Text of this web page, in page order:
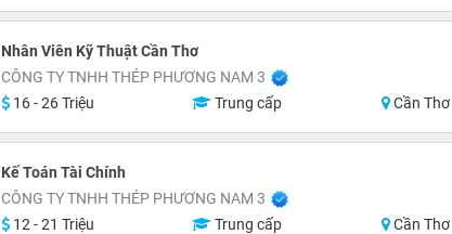
Nhân Viên Kỹ Thuật Cần Thơ
CÔNG TY TNHH THÉP PHƯƠNG NAM 3
16 - 26 Triệu
Trung cấp Cần Thơ
Kế Toán Tài Chính
CÔNG TY TNHH THÉP PHƯƠNG NAM 3
12 - 21 Triệu
Trung cấp Cần Thơ